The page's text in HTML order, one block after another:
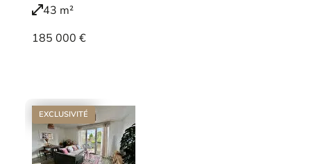
43 m²
185 000 €
EXCLUSIVITÉ